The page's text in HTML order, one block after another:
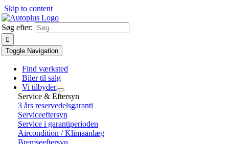
Skip to content
Søg efter:
Toggle Navigation
Find værksted
Biler til salg
Vi tilbyder
Service & Eftersyn
3 års reservedelsgaranti
Serviceeftersyn
Service i garantiperioden
Aircondition / Klimaanlæg
Bremseeftersyn